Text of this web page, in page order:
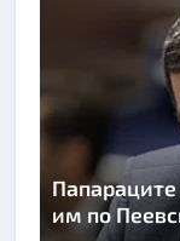
им по